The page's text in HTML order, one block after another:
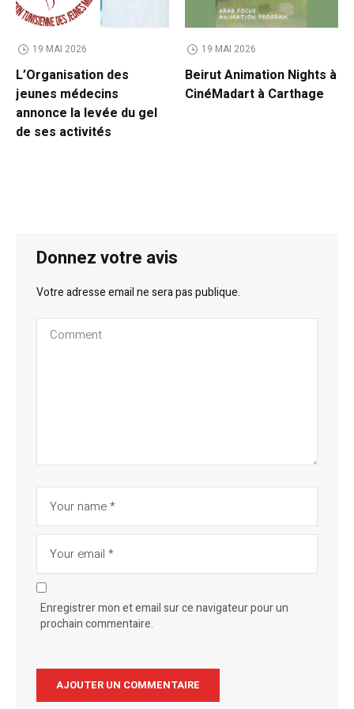
19 MAI 2026
L’Organisation des
jeunes médecins
annonce la levée du gel
de ses activités
19 MAI 2026
Beirut Animation Nights à
CinéMadart à Carthage
Donnez votre avis
Votre adresse email ne sera pas publique.
Enregistrer mon et email sur ce navigateur pour un
prochain commentaire.